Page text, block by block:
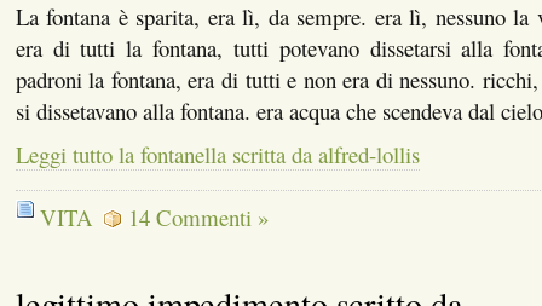
La fontana è sparita, era lì, da sempre. era lì, nessuno
era di tutti la fontana, tutti potevano dissetarsi alla
padroni la fontana, era di tutti e non era di nessuno.
si dissetavano alla fontana. era acqua che scendeva dal
Leggi tutto la fontanella scritta da alfred-lollis
VITA 14 Commenti »